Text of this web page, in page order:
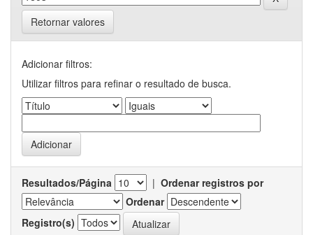
Retornar valores
Adicionar filtros:
Utilizar filtros para refinar o resultado de busca.
Resultados/Página | Ordenar registros por
Ordenar
Registro(s)